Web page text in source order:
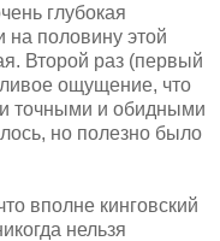
глубокая
на половину этой
Второй раз (первый
ощущение, что
точными и обидными
но полезно было
вполне кинговский
нельзя